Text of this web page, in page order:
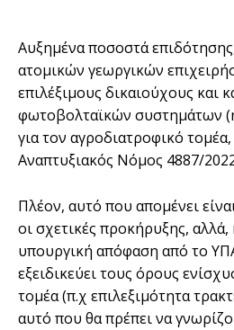
Αυξηµένα ποσοστά
ατοµικών γεωργικών
επιλέξιµους δικαιούχους και
φωτοβολταϊκών συστηµάτων
για τον αγροδιατροφικό
Αναπτυξιακός Νόµος 4887/
Πλέον, αυτό που αποµένει
οι σχετικές προκήρυξης, αλλά,
υπουργική απόφαση από το
εξειδικεύει τους όρους
τοµέα (π.χ επιλεξιµότητα
αυτό που θα πρέπει να